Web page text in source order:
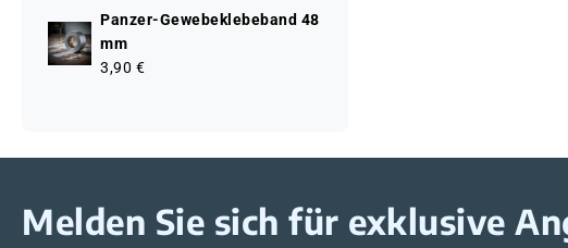
Panzer-Gewebeklebeband 48
mm
3,90 €
Melden Sie sich für exklusive